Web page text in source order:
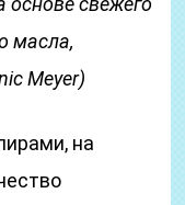
масла,
Meyer)
на